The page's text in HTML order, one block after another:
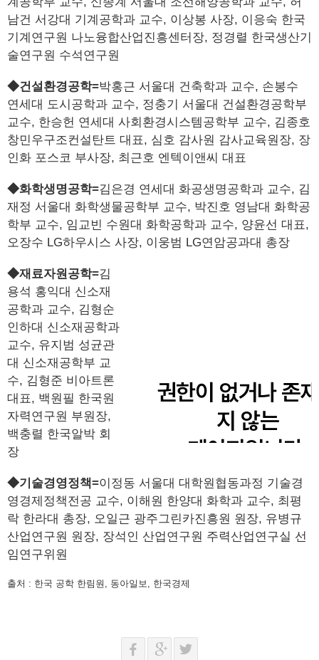
남건 서강대 기계공학과 교수, 이상봉 사장, 이응숙 한국
기계연구원 나노융합산업진흥센터장, 정경렬 한국생산기
술연구원 수석연구원
◆건설환경공학=박홍근 서울대 건축학과 교수, 손봉수
연세대 도시공학과 교수, 정충기 서울대 건설환경공학부
교수, 한승헌 연세대 사회환경시스템공학부 교수, 김종호
창민우구조컨설탄트 대표, 심호 감사원 감사교육원장, 장
인화 포스코 부사장, 최근호 엔텍이앤씨 대표
◆화학생명공학=김은경 연세대 화공생명공학과 교수, 김
재정 서울대 화학생물공학부 교수, 박진호 영남대 화학공
학부 교수, 임교빈 수원대 화학공학과 교수, 양윤선 대표,
오장수 LG하우시스 사장, 이웅범 LG연암공과대 총장
◆재료자원공학=김
용석 홍익대 신소재
공학과 교수, 김형순
인하대 신소재공학과
교수, 유지범 성균관
대 신소재공학부 교
수, 김형준 비아트론
대표, 백원필 한국원
자력연구원 부원장,
백충렬 한국알박 회
장
◆기술경영정책=이정동 서울대 대학원협동과정 기술경
영경제정책전공 교수, 이해원 한양대 화학과 교수, 최평
락 한라대 총장, 오일근 광주그린카진흥원 원장, 유병규
산업연구원 원장, 장석인 산업연구원 주력산업연구실 선
임연구위원
출처 : 한국 공학 한림원, 동아일보, 한국경제